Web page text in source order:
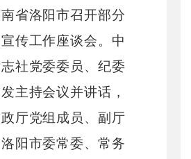
省洛阳市召开部分
传工作座谈会。中
社党委委员、纪委
主持会议并讲话，
厅党组成员、副厅
阳市委常委、常务